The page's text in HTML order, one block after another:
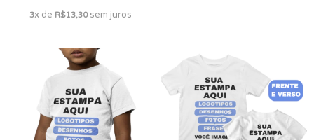
3x de R$13,30sem juros